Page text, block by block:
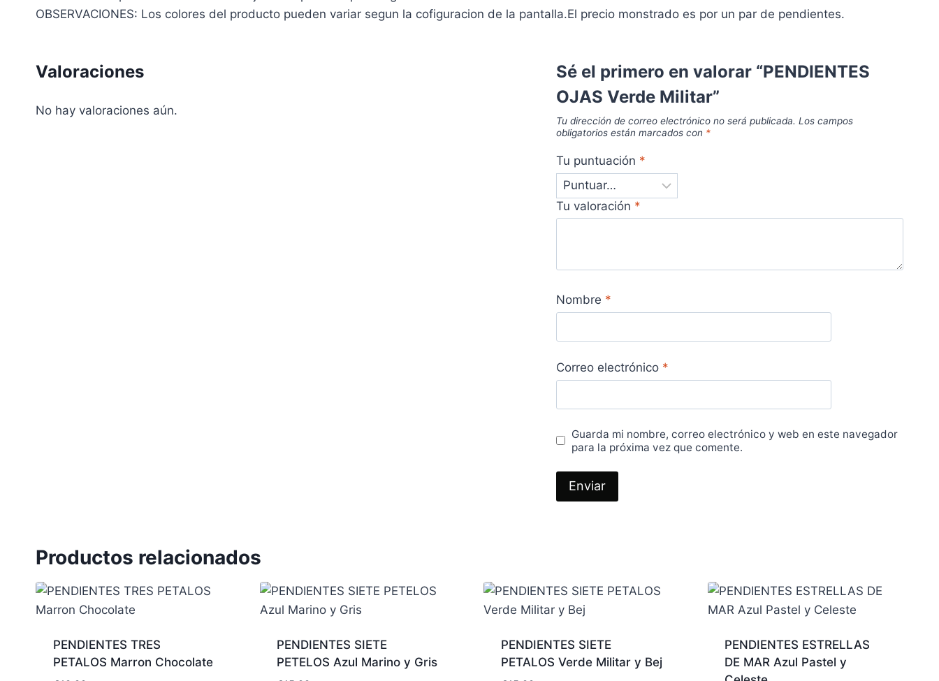
OBSERVACIONES: Los colores del producto pueden variar segun la cofiguracion de la pantalla.El precio monstrado es por un par de pendientes.
Valoraciones
No hay valoraciones aún.
Sé el primero en valorar “PENDIENTES
OJAS Verde Militar”
Tu dirección de correo electrónico no será publicada. Los campos
obligatorios están marcados con *
Tu puntuación *
Tu valoración *
Nombre *
Correo electrónico *
Guarda mi nombre, correo electrónico y web en este navegador
para la próxima vez que comente.
Productos relacionados
PENDIENTES TRES
PETALOS Marron Chocolate
PENDIENTES SIETE
PETELOS Azul Marino y Gris
PENDIENTES SIETE
PETALOS Verde Militar y Bej
PENDIENTES ESTRELLAS
DE MAR Azul Pastel y